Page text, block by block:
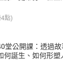
4點)
堂公開課：透過
何誕生、如何形塑